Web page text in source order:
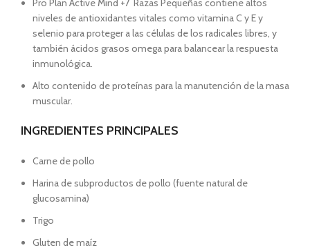
Pro Plan Active Mind +7 Razas Pequeñas contiene altos
niveles de antioxidantes vitales como vitamina C y E y
selenio para proteger a las células de los radicales libres, y
también ácidos grasos omega para balancear la respuesta
inmunológica.
Alto contenido de proteínas para la manutención de la masa
muscular.
INGREDIENTES PRINCIPALES
Carne de pollo
Harina de subproductos de pollo (fuente natural de
glucosamina)
Trigo
Gluten de maíz